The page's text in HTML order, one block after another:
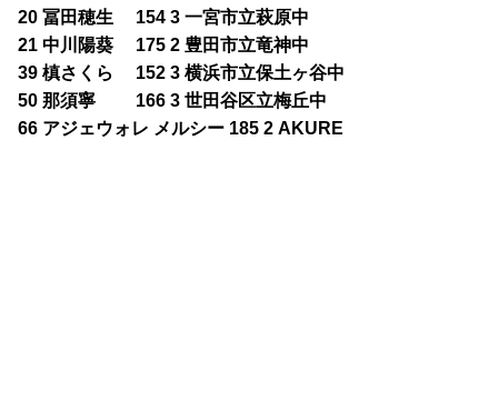
20 冨田穂生 154 3 一宮市立萩原中
21 中川陽葵 175 2 豊田市立竜神中
39 槙さくら 152 3 横浜市立保土ヶ谷中
50 那須寧 166 3 世田谷区立梅丘中
66 アジェウォレ メルシー 185 2 AKURE